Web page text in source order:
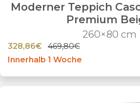
Moderner Teppich
Premium
260×80 cm
328,86€
469,80€
Innerhalb 1 Woche